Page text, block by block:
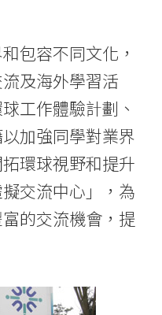
包容不同文化，
及海外學習活
工作體驗計劃、
加強同學對業界
環球視野和提升
交流中心」，為
的交流機會，提